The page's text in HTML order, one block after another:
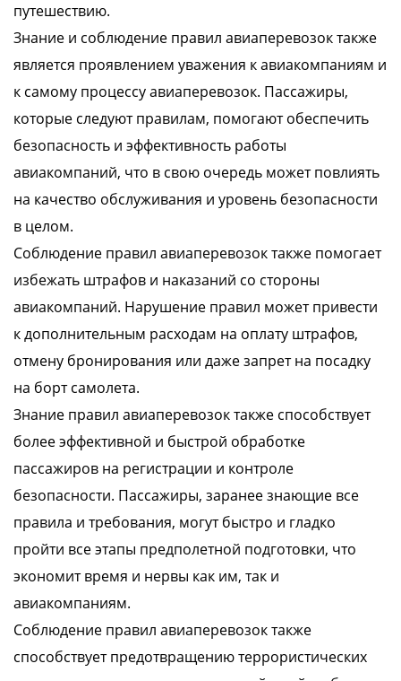
путешествию.
Знание и соблюдение правил авиаперевозок также
является проявлением уважения к авиакомпаниям и
к самому процессу авиаперевозок. Пассажиры,
которые следуют правилам, помогают обеспечить
безопасность и эффективность работы
авиакомпаний, что в свою очередь может повлиять
на качество обслуживания и уровень безопасности
в целом.
Соблюдение правил авиаперевозок также помогает
избежать штрафов и наказаний со стороны
авиакомпаний. Нарушение правил может привести
к дополнительным расходам на оплату штрафов,
отмену бронирования или даже запрет на посадку
на борт самолета.
Знание правил авиаперевозок также способствует
более эффективной и быстрой обработке
пассажиров на регистрации и контроле
безопасности. Пассажиры, заранее знающие все
правила и требования, могут быстро и гладко
пройти все этапы предполетной подготовки, что
экономит время и нервы как им, так и
авиакомпаниям.
Соблюдение правил авиаперевозок также
способствует предотвращению террористических